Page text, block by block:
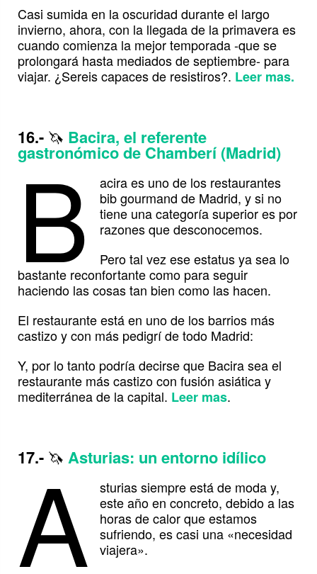
Casi sumida en la oscuridad durante el largo
invierno, ahora, con la llegada de la primavera es
cuando comienza la mejor temporada -que se
prolongará hasta mediados de septiembre- para
viajar. ¿Sereis capaces de resistiros?. Leer mas.
16.- 🦄 Bacira, el referente
gastronómico de Chamberí (Madrid)
B
acira es uno de los restaurantes
bib gourmand de Madrid, y si no
tiene una categoría superior es por
razones que desconocemos.
Pero tal vez ese estatus ya sea lo
bastante reconfortante como para seguir
haciendo las cosas tan bien como las hacen.
El restaurante está en uno de los barrios más
castizo y con más pedigrí de todo Madrid:
Y, por lo tanto podría decirse que Bacira sea el
restaurante más castizo con fusión asiática y
mediterránea de la capital. Leer mas.
17.- 🦄 Asturias: un entorno idílico
A
sturias siempre está de moda y,
este año en concreto, debido a las
horas de calor que estamos
sufriendo, es casi una «necesidad
viajera».